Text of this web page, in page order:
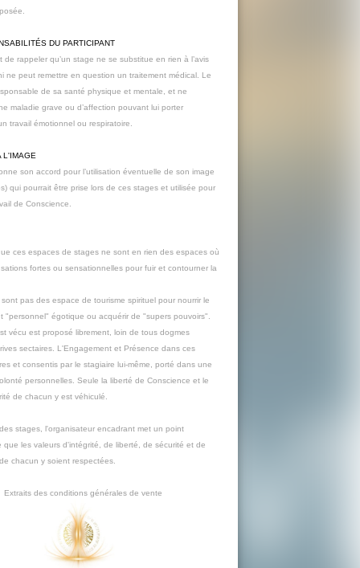
DU PARTICIPANT
rappeler qu’un stage ne se substitue en rien à l’avis
ne peut remettre en question un traitement médical. Le
de sa santé physique et mentale, et ne
maladie grave ou d’affection pouvant lui porter
travail émotionnel ou respiratoire.
L'IMAGE
son accord pour l’utilisation éventuelle de son image
qui pourrait être prise lors de ces stages et utilisée pour
de Conscience.
ces espaces de stages ne sont en rien des espaces où
fortes ou sensationnelles pour fuir et contourner la
pas des espace de tourisme spirituel pour nourrir le
"personnel" égotique ou acquérir de "supers pouvoirs".
vécu est proposé librement, loin de tous dogmes
sectaires. L'Engagement et Présence dans ces
et consentis par le stagiaire lui-même, porté dans une
personnelles. Seule la liberté de Conscience et le
de chacun y est véhiculé.
stages, l'organisateur encadrant met un point
que les valeurs d'intégrité, de liberté, de sécurité et de
chacun y soient respectées.
Extraits des conditions générales de vente